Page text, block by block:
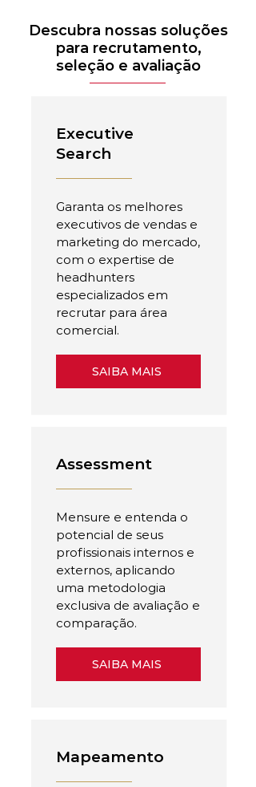
Descubra nossas soluções
para recrutamento,
seleção e avaliação
Executive
Search
Garanta os melhores
executivos de vendas e
marketing do mercado,
com o expertise de
headhunters
especializados em
recrutar para área
comercial.
SAIBA MAIS
Assessment
Mensure e entenda o
potencial de seus
profissionais internos e
externos, aplicando
uma metodologia
exclusiva de avaliação e
comparação.
SAIBA MAIS
Mapeamento